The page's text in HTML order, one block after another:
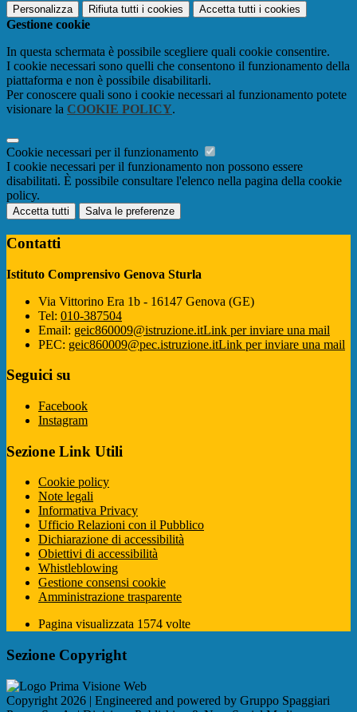
Personalizza Rifiuta tutti i cookies Accetta tutti i cookies
Gestione cookie
In questa schermata è possibile scegliere quali cookie consentire.
I cookie necessari sono quelli che consentono il funzionamento della
piattaforma e non è possibile disabilitarli.
Per conoscere quali sono i cookie necessari al funzionamento potete
visionare la COOKIE POLICY.
Cookie necessari per il funzionamento
I cookie necessari per il funzionamento non possono essere
disabilitati. È possibile consultare l'elenco nella pagina della cookie
policy.
Accetta tutti Salva le preferenze
Contatti
Istituto Comprensivo Genova Sturla
Via Vittorino Era 1b - 16147 Genova (GE)
Tel: 010-387504
Email: geic860009@istruzione.itLink per inviare una mail
PEC: geic860009@pec.istruzione.itLink per inviare una mail
Seguici su
Facebook
Instagram
Sezione Link Utili
Cookie policy
Note legali
Informativa Privacy
Ufficio Relazioni con il Pubblico
Dichiarazione di accessibilità
Obiettivi di accessibilità
Whistleblowing
Gestione consensi cookie
Amministrazione trasparente
Pagina visualizzata 1574 volte
Sezione Copyright
Copyright 2026 | Engineered and powered by Gruppo Spaggiari